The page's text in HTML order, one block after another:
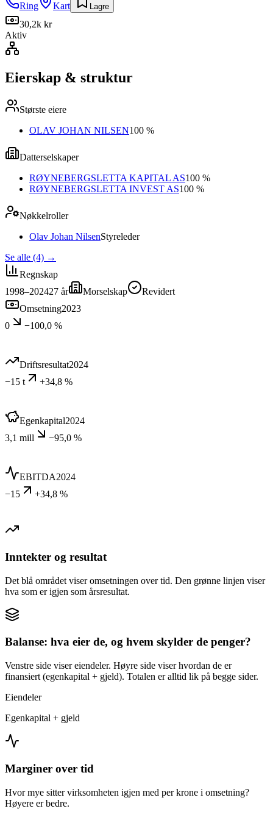
Ring
Kart Lagre
30,2k kr
Aktiv
Eierskap & struktur
Største eiere
OLAV JOHAN NILSEN100 %
Datterselskaper
RØYNEBERGSLETTA KAPITAL AS100 %
RØYNEBERGSLETTA INVEST AS100 %
Nøkkelroller
Olav Johan NilsenStyreleder
Se alle (4) →
Regnskap
1998–202427 år Morselskap
Revidert
Omsetning2023
0
−100,0 %
Driftsresultat2024
−15 t
+34,8 %
Egenkapital2024
3,1 mill
−95,0 %
EBITDA2024
−15
+34,8 %
Inntekter og resultat
Det blå området viser omsetningen over tid. Den grønne linjen viser
hva som er igjen som årsresultat.
Balanse: hva eier de, og hvem skylder de penger?
Venstre side viser eiendeler. Høyre side viser hvordan de er
finansiert (egenkapital + gjeld). Totalen er alltid lik på begge sider.
Eiendeler
Egenkapital + gjeld
Marginer over tid
Hvor mye sitter virksomheten igjen med per krone i omsetning?
Høyere er bedre.